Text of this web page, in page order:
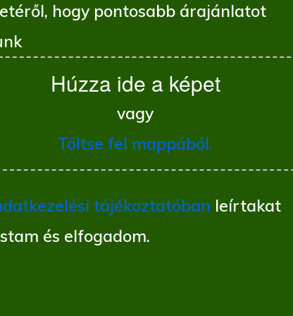
hogy pontosabb árajánlatot
Húzza ide a képet
vagy
Töltse fel mappából.
tájékoztatóban leírtakat
és elfogadom.